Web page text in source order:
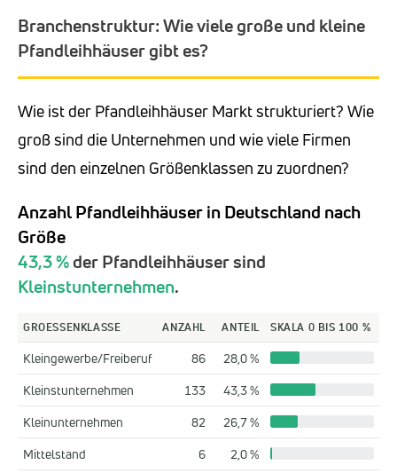
Branchenstruktur: Wie viele große und kleine
Pfandleihhäuser gibt es?
Wie ist der Pfandleihhäuser Markt strukturiert? Wie
groß sind die Unternehmen und wie viele Firmen
sind den einzelnen Größenklassen zu zuordnen?
Anzahl Pfandleihhäuser in Deutschland nach
Größe
43,3 %der Pfandleihhäuser sind
Kleinstunternehmen.
GROESSENKLASSE ANZAHL ANTEIL SKALA 0 BIS 100 %
Kleingewerbe/Freiberuf 86
28,0 %
Kleinstunternehmen
133
43,3 %
Kleinunternehmen
82
26,7 %
Mittelstand
6 2,0 %